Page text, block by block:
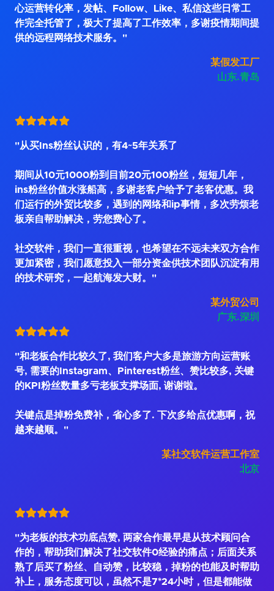
心运营转化率，发帖、Follow、Like、私信这些日常工
作完全托管了，极大了提高了工作效率，多谢疫情期间提
供的远程网络技术服务。"
某假发工厂
山东.青岛
"从买Ins粉丝认识的，有4~5年关系了
期间从10元1000粉到目前20元100粉丝，短短几年，
ins粉丝价值水涨船高，多谢老客户给予了老客优惠。我
们运行的外贸比较多，遇到的网络和ip事情，多次劳烦老
板亲自帮助解决，劳您费心了。
社交软件，我们一直很重视，也希望在不远未来双方合作
更加紧密，我们愿意投入一部分资金供技术团队沉淀有用
的技术研究，一起航海发大财。"
某外贸公司
广东.深圳
"和老板合作比较久了, 我们客户大多是旅游方向运营账
号, 需要的Instagram、Pinterest粉丝、赞比较多, 关键
的KPI粉丝数量多亏老板支撑场面, 谢谢啦。
关键点是掉粉免费补，省心多了. 下次多给点优惠啊，祝
越来越顺。"
某社交软件运营工作室
北京
"为老板的技术功底点赞, 两家合作最早是从技术顾问合
作的，帮助我们解决了社交软件0经验的痛点；后面关系
熟了后买了粉丝、自动赞，比较稳，掉粉的也能及时帮助
补上，服务态度可以，虽然不是7*24小时，但是都能做